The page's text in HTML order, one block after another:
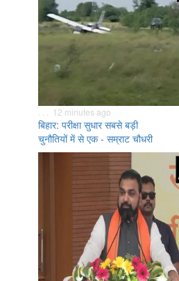
. . . 12 minutes ago
बिहार: परीक्षा सुधार सबसे बड़ी
चुनौतियों में से एक - सम्राट चौधरी